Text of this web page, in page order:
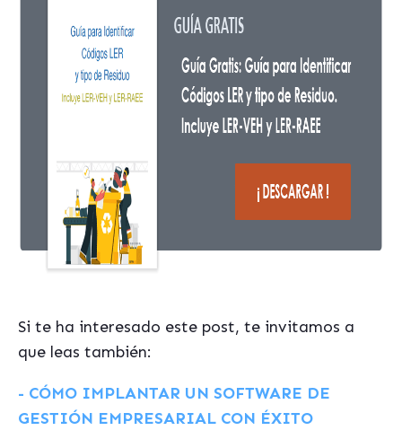
Si te ha interesado este post, te invitamos a
que leas también:
- CÓMO IMPLANTAR UN SOFTWARE DE
GESTIÓN EMPRESARIAL CON ÉXITO